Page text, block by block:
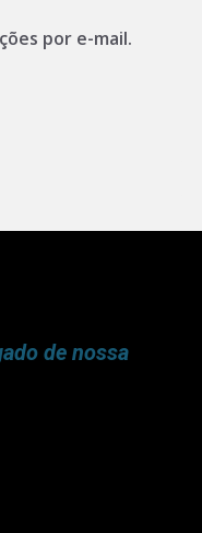
por e-mail.
de nossa